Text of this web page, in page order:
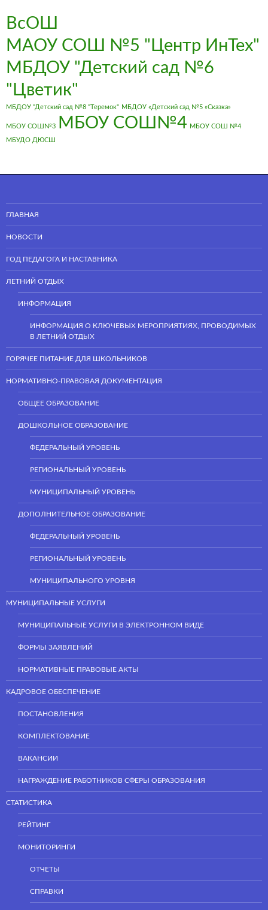
ВсОШ
МАОУ СОШ №5 "Центр ИнТех"
МБДОУ "Детский сад №6
"Цветик"
МБДОУ "Детский сад №8 "Теремок" МБДОУ «Детский сад №5 «Сказка»
МБОУ СОШ№3 МБОУ СОШ№4 МБОУ СОШ №4
МБУДО ДЮСШ
ГЛАВНАЯ
НОВОСТИ
ГОД ПЕДАГОГА И НАСТАВНИКА
ЛЕТНИЙ ОТДЫХ
ИНФОРМАЦИЯ
ИНФОРМАЦИЯ О КЛЮЧЕВЫХ МЕРОПРИЯТИЯХ, ПРОВОДИМЫХ
В ЛЕТНИЙ ОТДЫХ
ГОРЯЧЕЕ ПИТАНИЕ ДЛЯ ШКОЛЬНИКОВ
НОРМАТИВНО-ПРАВОВАЯ ДОКУМЕНТАЦИЯ
ОБЩЕЕ ОБРАЗОВАНИЕ
ДОШКОЛЬНОЕ ОБРАЗОВАНИЕ
ФЕДЕРАЛЬНЫЙ УРОВЕНЬ
РЕГИОНАЛЬНЫЙ УРОВЕНЬ
МУНИЦИПАЛЬНЫЙ УРОВЕНЬ
ДОПОЛНИТЕЛЬНОЕ ОБРАЗОВАНИЕ
ФЕДЕРАЛЬНЫЙ УРОВЕНЬ
РЕГИОНАЛЬНЫЙ УРОВЕНЬ
МУНИЦИПАЛЬНОГО УРОВНЯ
МУНИЦИПАЛЬНЫЕ УСЛУГИ
МУНИЦИПАЛЬНЫЕ УСЛУГИ В ЭЛЕКТРОННОМ ВИДЕ
ФОРМЫ ЗАЯВЛЕНИЙ
НОРМАТИВНЫЕ ПРАВОВЫЕ АКТЫ
КАДРОВОЕ ОБЕСПЕЧЕНИЕ
ПОСТАНОВЛЕНИЯ
КОМПЛЕКТОВАНИЕ
ВАКАНСИИ
НАГРАЖДЕНИЕ РАБОТНИКОВ СФЕРЫ ОБРАЗОВАНИЯ
СТАТИСТИКА
РЕЙТИНГ
МОНИТОРИНГИ
ОТЧЕТЫ
СПРАВКИ